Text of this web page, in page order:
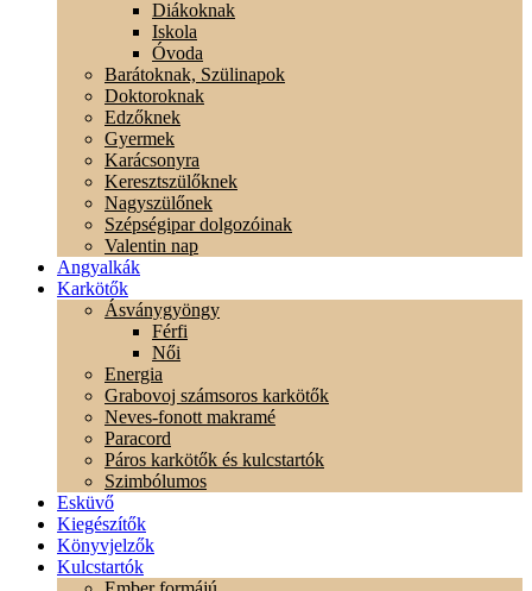
Diákoknak
Iskola
Óvoda
Barátoknak, Szülinapok
Doktoroknak
Edzőknek
Gyermek
Karácsonyra
Keresztszülőknek
Nagyszülőnek
Szépségipar dolgozóinak
Valentin nap
Angyalkák
Karkötők
Ásványgyöngy
Férfi
Női
Energia
Grabovoj számsoros karkötők
Neves-fonott makramé
Paracord
Páros karkötők és kulcstartók
Szimbólumos
Esküvő
Kiegészítők
Könyvjelzők
Kulcstartók